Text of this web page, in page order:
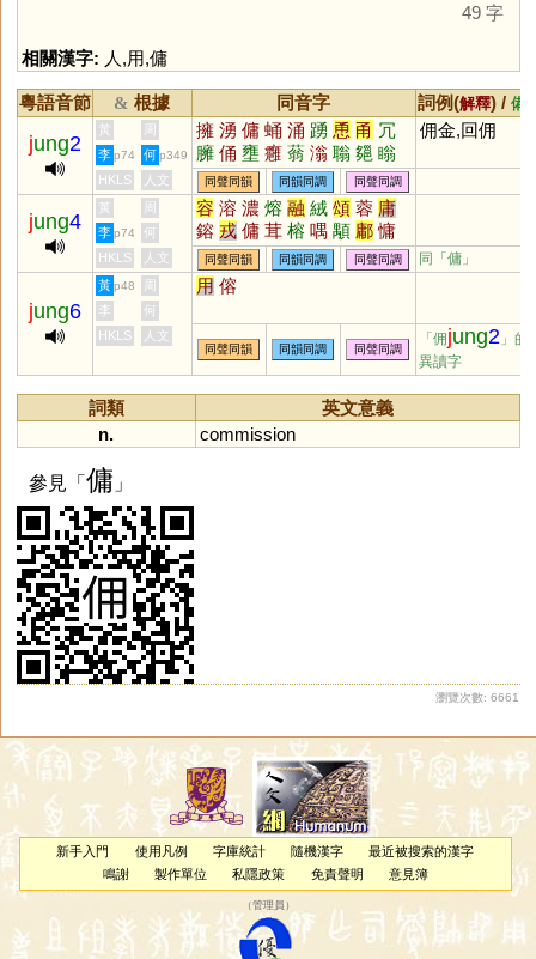
49 字
相關漢字: 人 ,用,傭
粵語音節 & 根據 同音字 詞例(解釋) / 備
jung2
黃 周 擁 湧 傭 蛹 涌 踴 恿 甬 冗
臃 俑 壅 癰 蓊 滃 聬 郺 瞈
暡 踊 塕 埇
佣金,回佣
李 p74 何 p349
HKLS 人文 同聲同韻 同韻同調 同聲同調
jung4
黃 周 容 溶 濃 熔 融 絨 頌 蓉 庸
鎔 戎 傭 茸 榕 喁 顒 鄘 慵
鏞 墉 狨 瑢 媶 茙 傛 嵱 瀜
鰅 鰫 鷛 滽 羢 嫆 嫞 駥 髶
榵 槦
李 p74
何
HKLS
人文 同聲同韻 同韻同調 同聲同調 同「傭 」
jung6
黃 p48 周 用 傛
李
何
HKLS
人文
同聲同韻 同韻同調 同聲同調
「佣jung2 」的
異讀字
詞類
英文意義
n.
commission
參見「傭 」
瀏覽次數: 6661
新手入門 使用凡例 字庫統計 隨機漢字
最近被搜索的漢字
鳴謝
製作單位 私隱政策 免責聲明 意見簿
（管理員 ）